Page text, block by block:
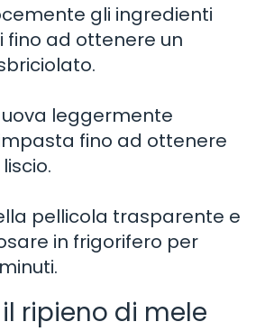
gli ingredienti
fino ad ottenere un
leggermente
fino ad ottenere
pellicola trasparente e
in frigorifero per
ripieno di mele